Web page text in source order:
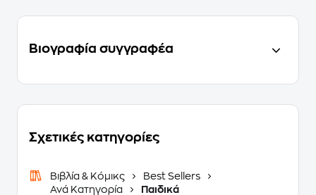
Βιογραφία συγγραφέα
Σχετικές κατηγορίες
Βιβλία & Κόμικς
Best Sellers
Ανά Κατηγορία
Παιδικά